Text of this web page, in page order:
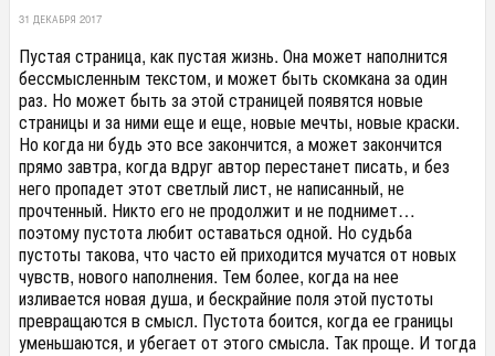
31 ДЕКАБРЯ 2017
Пустая страница, как пустая жизнь. Она может наполнится
бессмысленным текстом, и может быть скомкана за один
раз. Но может быть за этой страницей появятся новые
страницы и за ними еще и еще, новые мечты, новые краски.
Но когда ни будь это все закончится, а может закончится
прямо завтра, когда вдруг автор перестанет писать, и без
него пропадет этот светлый лист, не написанный, не
прочтенный. Никто его не продолжит и не поднимет…
поэтому пустота любит оставаться одной. Но судьба
пустоты такова, что часто ей приходится мучатся от новых
чувств, нового наполнения. Тем более, когда на нее
изливается новая душа, и бескрайние поля этой пустоты
превращаются в смысл. Пустота боится, когда ее границы
уменьшаются, и убегает от этого смысла. Так проще. И тогда